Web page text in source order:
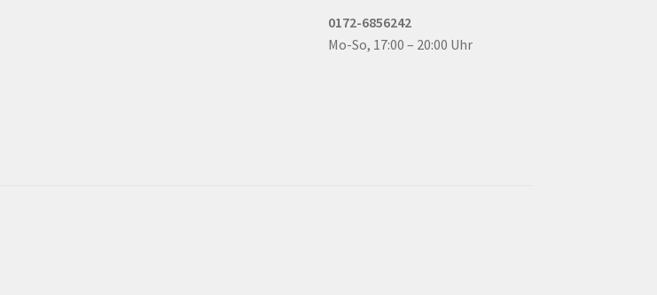
0172-6856242
Mo-So, 17:00 – 20:00 Uhr